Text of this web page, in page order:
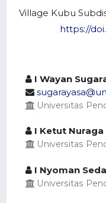
Village Kubu
https://
I Wayan
Universitas
I Ketut Nuraga
Universitas
I Nyoman
Universitas